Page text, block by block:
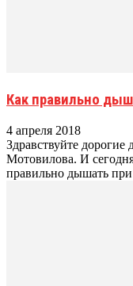
Как правильно
4 апреля 2018
Здравствуйте
Мотовилова. И
правильно дышать при